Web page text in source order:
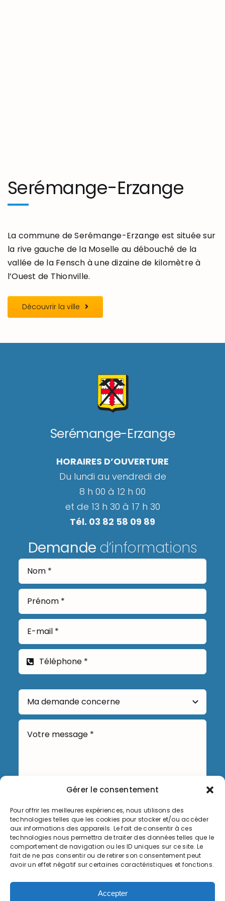
Gérer le consentement
Pour offrir les meilleures expériences, nous utilisons des
technologies telles que les cookies pour stocker et/ou accéder
aux informations des appareils. Le fait de consentir à ces
technologies nous permettra de traiter des données telles que le
comportement de navigation ou les ID uniques sur ce site. Le
fait de ne pas consentir ou de retirer son consentement peut
avoir un effet négatif sur certaines caractéristiques et fonctions.
Accepter
Serémange-Erzange
La commune de Serémange-Erzange est située sur
la rive gauche de la Moselle au débouché de la
vallée de la Fensch à une dizaine de kilomètre à
l’Ouest de Thionville.
Découvrir la ville
Serémange-Erzange
HORAIRES D’OUVERTURE
Du lundi au vendredi de
8 h 00 à 12 h 00
et de 13 h 30 à 17 h 30
Tél. 03 82 58 09 89
Demande d’informations
Envoyer
Informations légales
Politique de cookies (UE)